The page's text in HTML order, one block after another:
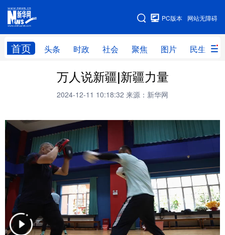
网站无障碍
PC版本
首页 头条 时政 社会 聚焦 图片 民生
网站地图
时政 社会
民生 访谈
访惠聚 专题 服务 援疆
云游新疆 云端悦读 光影新疆
人事频道 融媒体联播 廉政频道 新华视角看新疆
地方频道
北京 天津 河北 山西
万人说新疆|新疆力量
2024-12-11 10:18:32 来源：新华网